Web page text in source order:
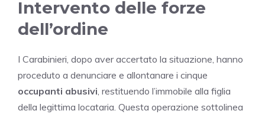
Intervento delle forze
dell’ordine
I Carabinieri, dopo aver accertato la situazione, hanno
proceduto a denunciare e allontanare i cinque
occupanti abusivi, restituendo l’immobile alla figlia
della legittima locataria. Questa operazione sottolinea